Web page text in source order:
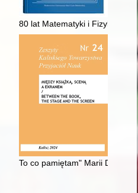
auspicjów - wybrane
80 lat Matematyki i Fizyki na
ideology in Bohemia and
To co pamiętam" Marii